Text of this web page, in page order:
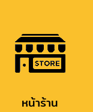
หน้าร้าน